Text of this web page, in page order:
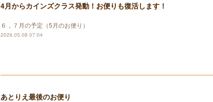
4月からカインズクラス発動！お便りも復活します！
６，７月の予定（5月のお便り）
2026.05.08 07:04
あとりえ最後のお便り